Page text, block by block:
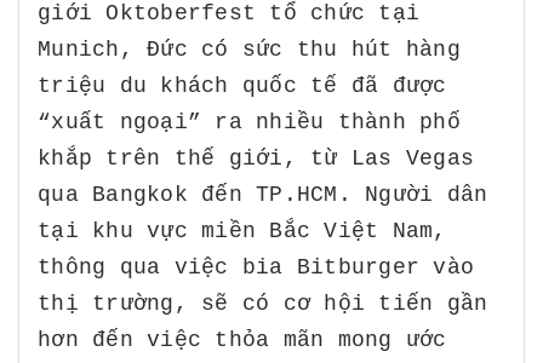
giới Oktoberfest tổ chức tại
Munich, Đức có sức thu hút hàng
triệu du khách quốc tế đã được
“xuất ngoại” ra nhiều thành phố
khắp trên thế giới, từ Las Vegas
qua Bangkok đến TP.HCM. Người dân
tại khu vực miền Bắc Việt Nam,
thông qua việc bia Bitburger vào
thị trường, sẽ có cơ hội tiến gần
hơn đến việc thỏa mãn mong ước